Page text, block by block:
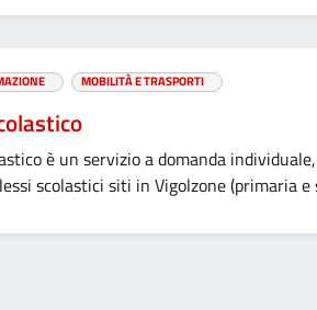
MOBILITÀ E TRASPORTI
è un servizio a domanda
scolastici siti in Vigolzone (primaria e